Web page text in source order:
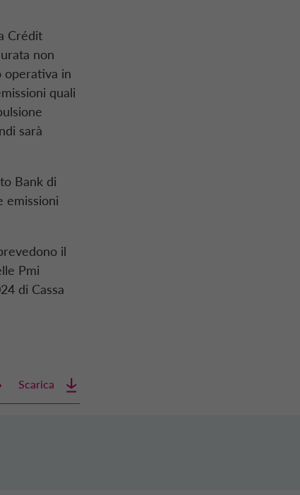
Crédit
non
operativa in
quali
sarà
Bank di
emissioni
il
Pmi
di Cassa
Scarica